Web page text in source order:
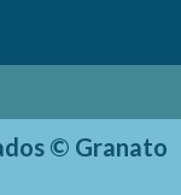
© Granato